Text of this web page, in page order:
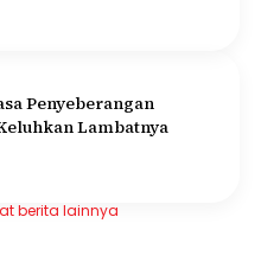
Penyeberangan
Lambatnya
berita lainnya